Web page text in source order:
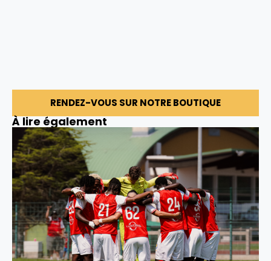
RENDEZ-VOUS SUR NOTRE BOUTIQUE
À lire également